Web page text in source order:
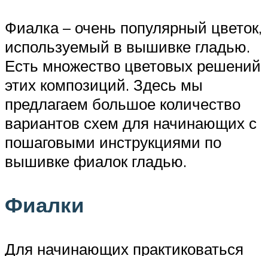
Фиалка – очень популярный цветок,
используемый в вышивке гладью.
Есть множество цветовых решений
этих композиций. Здесь мы
предлагаем большое количество
вариантов схем для начинающих с
пошаговыми инструкциями по
вышивке фиалок гладью.
Фиалки
Для начинающих практиковаться